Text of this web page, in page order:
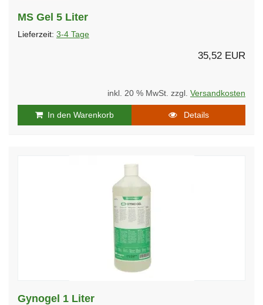
MS Gel 5 Liter
Lieferzeit: 3-4 Tage
35,52 EUR
inkl. 20 % MwSt. zzgl. Versandkosten
In den Warenkorb Details
Gynogel 1 Liter